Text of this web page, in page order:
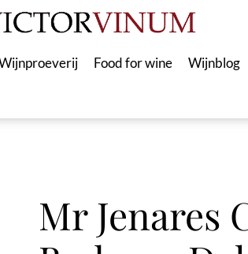
Food for wine
Wijnblog
Mr Jenares